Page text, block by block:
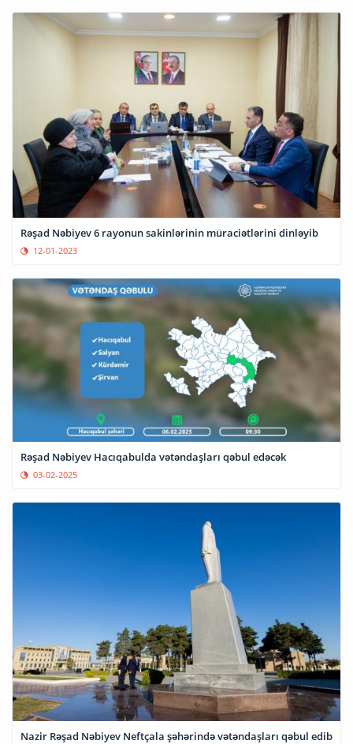
Rəşad Nəbiyev 6 rayonun sakinlərinin müraciətlərini dinləyib
12-01-2023
Rəşad Nəbiyev Hacıqabulda vətəndaşları qəbul edəcək
03-02-2025
Nazir Rəşad Nəbiyev Neftçala şəhərində vətəndaşları qəbul edib